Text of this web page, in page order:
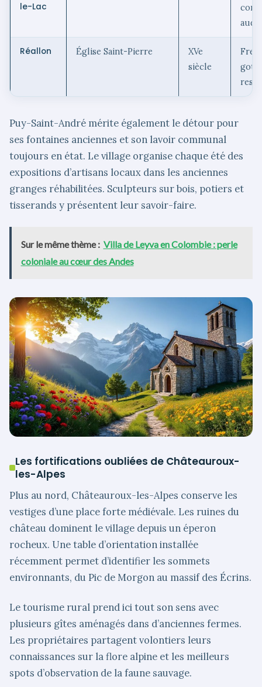
le-Lac
Réallon Église Saint-Pierre
XVe
siècle
Puy-Saint-André mérite également le détour pour
ses fontaines anciennes et son lavoir communal
toujours en état. Le village organise chaque été des
expositions d’artisans locaux dans les anciennes
granges réhabilitées. Sculpteurs sur bois, potiers et
tisserands y présentent leur savoir-faire.
Sur le même thème : Villa de Leyva en Colombie : perle
coloniale au cœur des Andes
Les fortifications oubliées de Châteauroux-
les-Alpes
Plus au nord, Châteauroux-les-Alpes conserve les
vestiges d’une place forte médiévale. Les ruines du
château dominent le village depuis un éperon
rocheux. Une table d’orientation installée
récemment permet d’identifier les sommets
environnants, du Pic de Morgon au massif des Écrins.
Le tourisme rural prend ici tout son sens avec
plusieurs gîtes aménagés dans d’anciennes fermes.
Les propriétaires partagent volontiers leurs
connaissances sur la flore alpine et les meilleurs
spots d’observation de la faune sauvage.